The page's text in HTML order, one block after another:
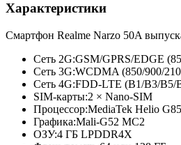
Характеристики
Cмартфон Realme Narzo 50A
Сеть 2G:GSM/GPRS/EDGE
Сеть 3G:WCDMA (850/900/
Сеть 4G:FDD-LTE (B1/B3/B5/
SIM-карты:2 × Nano-SIM
Процессор:MediaTek Helio
Графика:Mali-G52 MC2
ОЗУ:4 ГБ LPDDR4X